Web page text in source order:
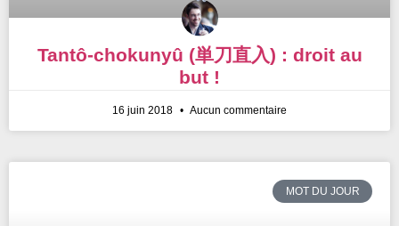
Tantô-chokunyû (単刀直入) : droit au
but !
16 juin 2018 Aucun commentaire
MOT DU JOUR